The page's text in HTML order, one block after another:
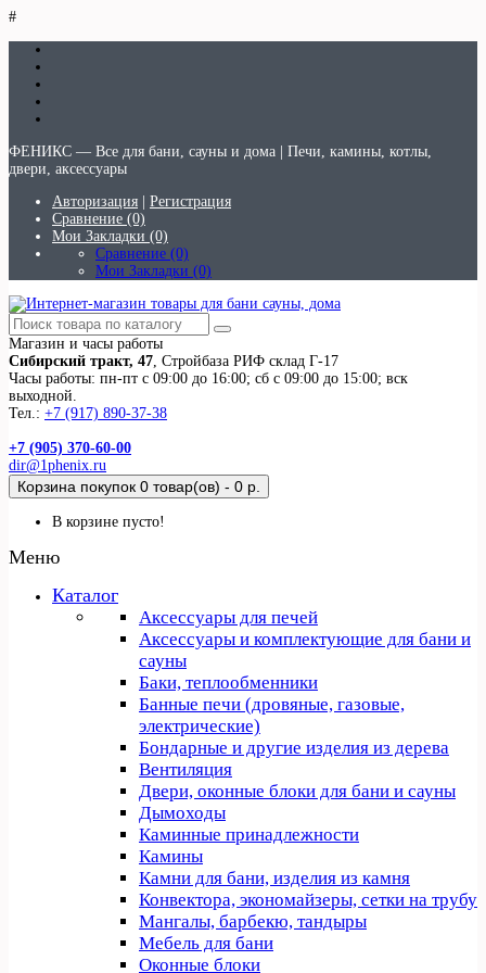
#
ФЕНИКС — Все для бани, сауны и дома | Печи, камины, котлы,
двери, аксессуары
Авторизация
Регистрация
Сравнение (0)
Мои Закладки (0)
Сравнение (0)
Мои Закладки (0)
Магазин и часы работы
Сибирский тракт, 47, Стройбаза РИФ склад Г-17
Часы работы: пн-пт с 09:00 до 16:00; сб с 09:00 до 15:00; вск
выходной.
Тел.: +7 (917) 890-37-38
+7 (905) 370-60-00
dir@1phenix.ru
Корзина покупок 0 товар(ов) - 0 р.
В корзине пусто!
Меню
Каталог
Аксессуары для печей
Аксессуары и комплектующие для бани и
сауны
Баки, теплообменники
Банные печи (дровяные, газовые,
электрические)
Бондарные и другие изделия из дерева
Вентиляция
Двери, оконные блоки для бани и сауны
Дымоходы
Каминные принадлежности
Камины
Камни для бани, изделия из камня
Конвектора, экономайзеры, сетки на трубу
Мангалы, барбекю, тандыры
Мебель для бани
Оконные блоки